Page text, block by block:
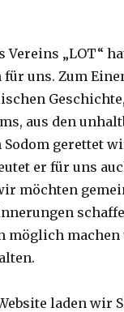
Vereins „LOT“
für uns. Zum
aus den
gerettet
er für uns
möchten
möglich machen
laden wir